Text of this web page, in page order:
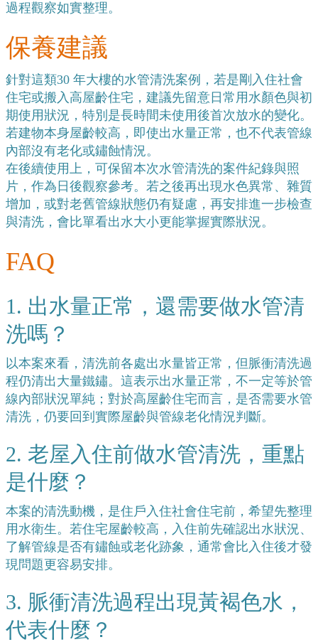
過程觀察如實整理。
保養建議
針對這類30 年大樓的水管清洗案例，若是剛入住社會
住宅或搬入高屋齡住宅，建議先留意日常用水顏色與初
期使用狀況，特別是長時間未使用後首次放水的變化。
若建物本身屋齡較高，即使出水量正常，也不代表管線
內部沒有老化或鏽蝕情況。
在後續使用上，可保留本次水管清洗的案件紀錄與照
片，作為日後觀察參考。若之後再出現水色異常、雜質
增加，或對老舊管線狀態仍有疑慮，再安排進一步檢查
與清洗，會比單看出水大小更能掌握實際狀況。
FAQ
1. 出水量正常，還需要做水管清
洗嗎？
以本案來看，清洗前各處出水量皆正常，但脈衝清洗過
程仍清出大量鐵鏽。這表示出水量正常，不一定等於管
線內部狀況單純；對於高屋齡住宅而言，是否需要水管
清洗，仍要回到實際屋齡與管線老化情況判斷。
2. 老屋入住前做水管清洗，重點
是什麼？
本案的清洗動機，是住戶入住社會住宅前，希望先整理
用水衛生。若住宅屋齡較高，入住前先確認出水狀況、
了解管線是否有鏽蝕或老化跡象，通常會比入住後才發
現問題更容易安排。
3. 脈衝清洗過程出現黃褐色水，
代表什麼？